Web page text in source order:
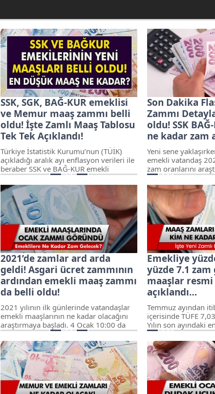
SSK, SGK, BAĞ-KUR emeklisi
ve Memur maaş zammı belli
oldu! İşte Zamlı Maaş Tablosu
Tek Tek Açıklandı!
Türkiye İstatistik Kurumu’nun (TÜİK)
açıkladığı aralık ayı enflasyon verileri ile
beraber SSK ve BAĞ-KUR emekli
aylıklarına ocak ayında yüzde 25.47
oranında zam yapılacak. Cumhurbaşkanı
Recep Tayyip Erdoğan, kamu personeli
maaşlarına yapılan ilave iyileştirme ile
ocak ayında yüzde 30.5 oranında zam
yapılacağını açıkladı.
Son Dakika
Zammı
oldu! SSK
ne kadar zam
Yeni sene
emekli vatandaş
zam oranlarını
enflasyon
başlamasıyla
da ortaya çıkmış
rakamlara göre
zamlanacak? İşte
2021’de zamlar ard arda
geldi! Asgari ücret zammının
ardından emekli maaş zammı
da belli oldu!
2021 yılının ilk günlerinde vatandaşlar
emekli maaşlarının ne kadar olacağını
araştırmaya başladı. 4 Ocak 10:00 da
belli olacak emekli maaş zamlarıda
netlik kazanacak.
Emekliye
yüzde 7.1
maaşlar
açıklandı…
Temmuz ayından
içerisinde TÜFE
Yılın son ayındaki
belirlenir ise yeni
enflasyon
%7.1, emeklilerin
bekleniyor.